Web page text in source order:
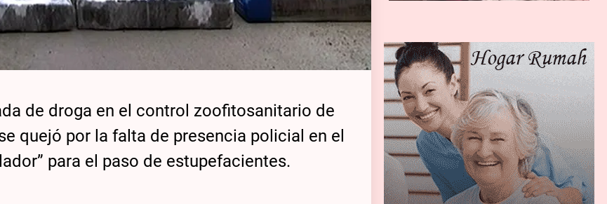
de droga en el control zoofitosanitario de
quejó por la falta de presencia policial en el
para el paso de estupefacientes.